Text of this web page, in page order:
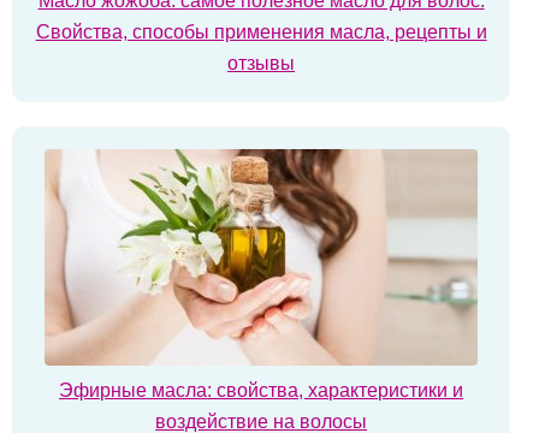
Свойства, способы применения масла, рецепты и
отзывы
Эфирные масла: свойства, характеристики и
воздействие на волосы